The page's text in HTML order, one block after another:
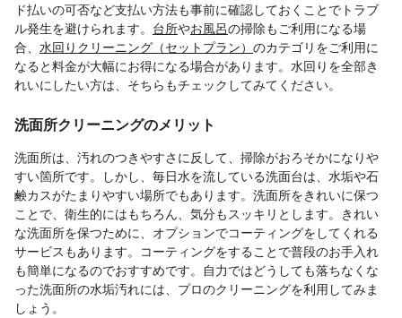
ド払いの可否など支払い方法も事前に確認しておくことでトラブ
ル発生を避けられます。 台所やお風呂の掃除もご利用になる場
合、 水回りクリーニング（セットプラン） のカテゴリをご利用に
なると料金が大幅にお得になる場合があります。水回りを全部き
れいにしたい方は、そちらもチェックしてみてください。
洗面所クリーニングのメリット
洗面所は、汚れのつきやすさに反して、掃除がおろそかになりや
すい箇所です。しかし、毎日水を流している洗面台は、水垢や石
鹸カスがたまりやすい場所でもあります。洗面所をきれいに保つ
ことで、衛生的にはもちろん、気分もスッキリとします。きれい
な洗面所を保つために、オプションでコーティングをしてくれる
サービスもあります。コーティングをすることで普段のお手入れ
も簡単になるのでおすすめです。自力ではどうしても落ちなくな
った洗面所の水垢汚れには、プロのクリーニングを利用してみま
しょう。